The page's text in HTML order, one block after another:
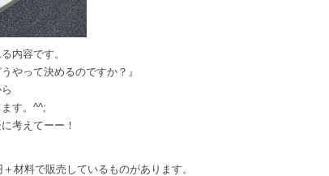
内容です。
やって決めるのですか？』
す。^^;
考えてーー！
材料で販売しているものがあります。